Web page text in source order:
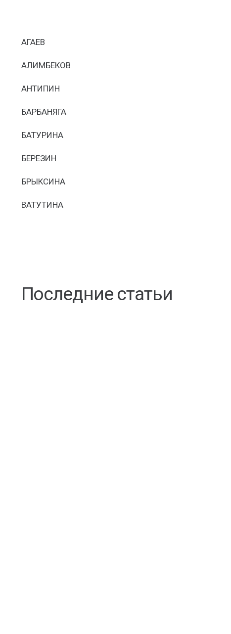
АГАЕВ
АЛИМБЕКОВ
АНТИПИН
БАРБАНЯГА
БАТУРИНА
БЕРЕЗИН
БРЫКСИНА
ВАТУТИНА
Последние статьи